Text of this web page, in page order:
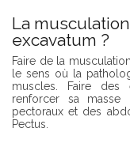
La
excavatum ?
Faire de la
le sens où la
muscles. Faire des
renforcer sa masse
pectoraux et des
Pectus.